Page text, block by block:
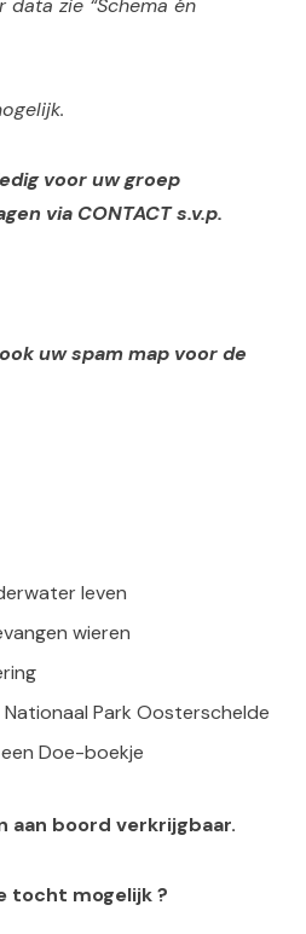
zie “Schema én
voor uw groep
via CONTACT s.v.p.
uw spam map voor de
leven
wieren
Park Oosterschelde
Doe-boekje
aan boord verkrijgbaar.
tocht mogelijk ?